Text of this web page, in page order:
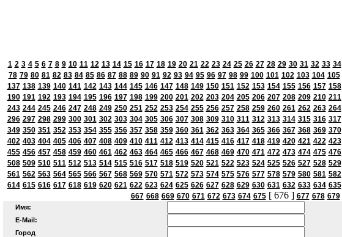
1 2 3 4 5 6 7 8 9 10 11 12 13 14 15 16 17 18 19 20 21 22 23 24 25 26 27 28 29 30 31 32 33 34
78 79 80 81 82 83 84 85 86 87 88 89 90 91 92 93 94 95 96 97 98 99 100 101 102 103 104 105
137 138 139 140 141 142 143 144 145 146 147 148 149 150 151 152 153 154 155 156 157 158
190 191 192 193 194 195 196 197 198 199 200 201 202 203 204 205 206 207 208 209 210 211
243 244 245 246 247 248 249 250 251 252 253 254 255 256 257 258 259 260 261 262 263 264
296 297 298 299 300 301 302 303 304 305 306 307 308 309 310 311 312 313 314 315 316 317
349 350 351 352 353 354 355 356 357 358 359 360 361 362 363 364 365 366 367 368 369 370
402 403 404 405 406 407 408 409 410 411 412 413 414 415 416 417 418 419 420 421 422 423
455 456 457 458 459 460 461 462 463 464 465 466 467 468 469 470 471 472 473 474 475 476
508 509 510 511 512 513 514 515 516 517 518 519 520 521 522 523 524 525 526 527 528 529
561 562 563 564 565 566 567 568 569 570 571 572 573 574 575 576 577 578 579 580 581 582
614 615 616 617 618 619 620 621 622 623 624 625 626 627 628 629 630 631 632 633 634 635
667 668 669 670 671 672 673 674 675[ 676 ] 677 678 679
Имя:
E-Mail:
Город